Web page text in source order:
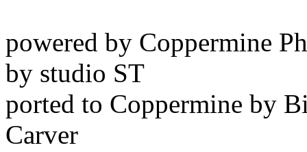
powered by Coppermine
by studio ST
ported to Coppermine by
Carver